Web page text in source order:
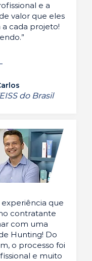
e a
valor que eles
cada projeto!
do Brasil
que
contratante
com uma
Hunting! Do
o processo foi
e muito